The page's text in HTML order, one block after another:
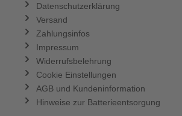
Datenschutzerklärung
Versand
Zahlungsinfos
Impressum
Widerrufsbelehrung
Cookie Einstellungen
AGB und Kundeninformation
Hinweise zur Batterieentsorgung